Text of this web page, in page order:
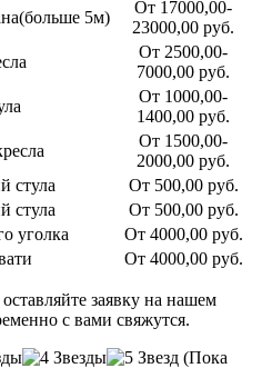
5м)
От 17000,00-
23000,00 руб.
От 2500,00-
7000,00 руб.
От 1000,00-
1400,00 руб.
От 1500,00-
2000,00 руб.
стула
От 500,00 руб.
стула
От 500,00 руб.
уголка
От 4000,00 руб.
От 4000,00 руб.
заявку на нашем
с вами свяжутся.
(Пока